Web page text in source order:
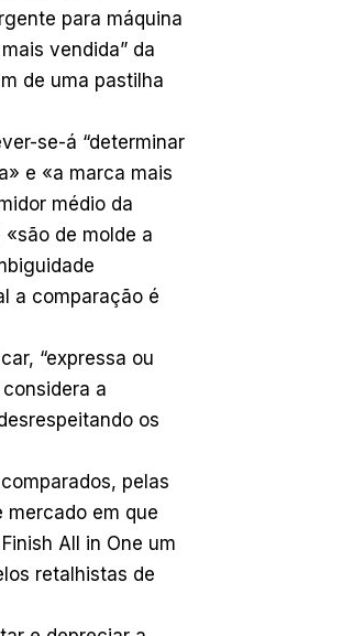
para máquina
vendida” da
de uma pastilha
se-á “determinar
e «a marca mais
médio da
de molde a
a comparação é
“expressa ou
a
os
pelas
mercado em que
All in One um
retalhistas de